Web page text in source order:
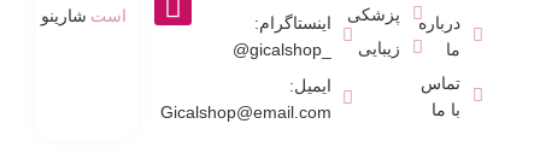
درباره
ما
تماس
با ما
پزشکی
زیبایی
اینستاگرام:
_gicalshop@
ایمیل:
Gicalshop@email.com
است شارینو